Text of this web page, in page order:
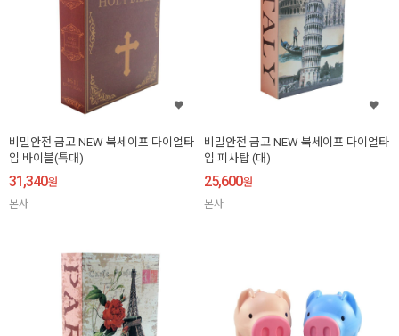
비밀안전 금고 NEW 북세이프 다이얼타
입 바이블(특대)
31,340원
본사
비밀안전 금고 NEW 북세이프 다이얼타
입 피사탑 (대)
25,600원
본사